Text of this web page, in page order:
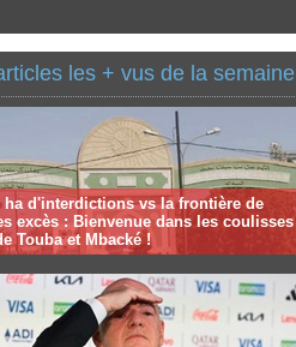
les + vus de la semaine
ha d'interdictions vs la frontière de
excès : Bienvenue dans les coulisses
Touba et Mbacké !